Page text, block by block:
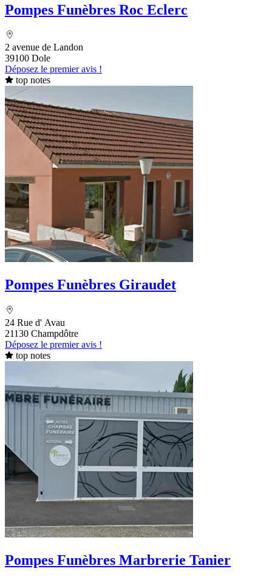
Pompes Funèbres Roc Eclerc
2 avenue de Landon
39100 Dole
Déposez le premier avis !
top notes
Pompes Funèbres Giraudet
24 Rue d' Avau
21130 Champdôtre
Déposez le premier avis !
top notes
Pompes Funèbres Marbrerie Tanier